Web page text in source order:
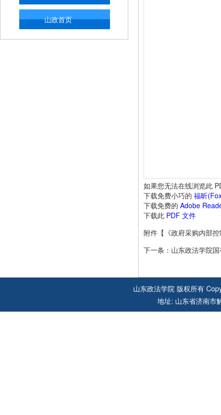
山政首页
如果您无法在线浏览此
下载免费小巧的 福昕
下载免费的 Adobe
下载此 PDF 文件
附件【 《政府采购内部
下一条： 山东政法学院
山东政法学院 版权所有
地址: 山东省济南市